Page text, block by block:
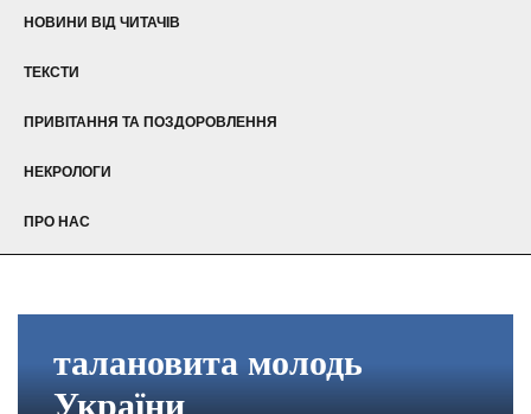
НОВИНИ ВІД ЧИТАЧІВ
ТЕКСТИ
ПРИВІТАННЯ ТА ПОЗДОРОВЛЕННЯ
НЕКРОЛОГИ
ПРО НАС
талановита молодь
України